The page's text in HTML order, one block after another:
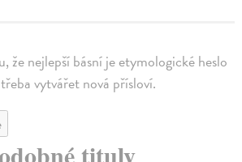
že nejlepší básní je etymologické heslo
vytvářet nová přísloví.
tituly